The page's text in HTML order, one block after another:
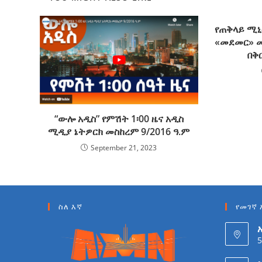
“ውሎ አዲስ” የምሽት 1፡00 ዜና አዲስ
ሚዲያ ኔትዎርክ መስከረም 9/2016 ዓ.ም
September 21, 2023
የጠቅላይ
«መደመር»
ስለ እኛ የመገኛ